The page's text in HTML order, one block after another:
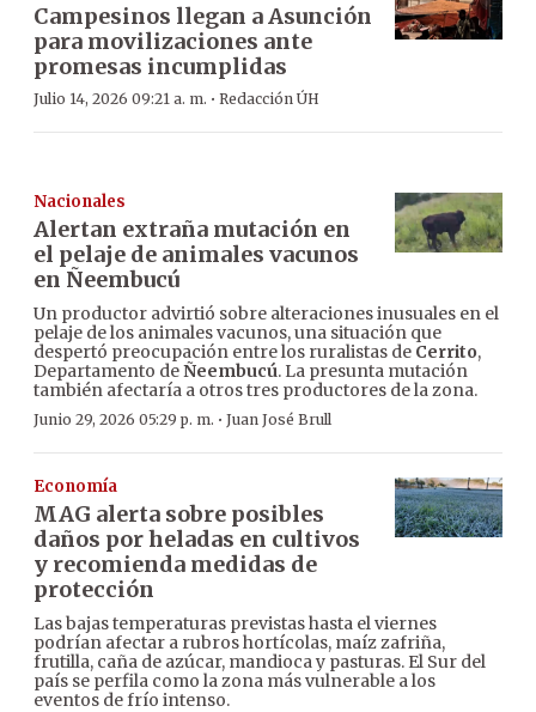
Campesinos llegan a Asunción
para movilizaciones ante
promesas incumplidas
Julio 14, 2026 09:21 a. m. · Redacción ÚH
Nacionales
Alertan extraña mutación en
el pelaje de animales vacunos
en Ñeembucú
Un productor advirtió sobre alteraciones inusuales en el
pelaje de los animales vacunos, una situación que
despertó preocupación entre los ruralistas de Cerrito,
Departamento deÑeembucú. La presunta mutación
también afectaría a otros tres productores de la zona.
Junio 29, 2026 05:29 p. m. · Juan José Brull
Economía
MAG alerta sobre posibles
daños por heladas en cultivos
y recomienda medidas de
protección
Las bajas temperaturas previstas hasta el viernes
podrían afectar a rubros hortícolas, maíz zafriña,
frutilla, caña de azúcar, mandioca y pasturas. El Sur del
país se perfila como la zona más vulnerable a los
eventos de frío intenso.